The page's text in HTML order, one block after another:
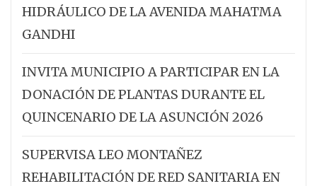
HIDRÁULICO DE LA AVENIDA MAHATMA
GANDHI
INVITA MUNICIPIO A PARTICIPAR EN LA
DONACIÓN DE PLANTAS DURANTE EL
QUINCENARIO DE LA ASUNCIÓN 2026
SUPERVISA LEO MONTAÑEZ
REHABILITACIÓN DE RED SANITARIA EN